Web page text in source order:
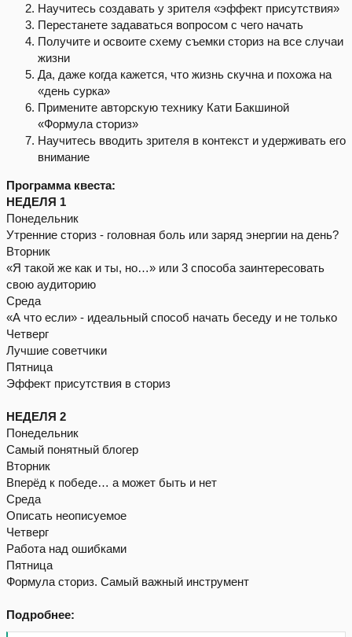
Научитесь создавать у зрителя «эффект присутствия»
Перестанете задаваться вопросом с чего начать
Получите и освоите схему съемки сториз на все случаи
жизни
Да, даже когда кажется, что жизнь скучна и похожа на
«день сурка»
Примените авторскую технику Кати Бакшиной
«Формула сториз»
Научитесь вводить зрителя в контекст и удерживать его
внимание
Программа квеста:
НЕДЕЛЯ 1
Понедельник
Утренние сториз - головная боль или заряд энергии на день?
Вторник
«Я такой же как и ты, но…» или 3 способа заинтересовать
свою аудиторию
Среда
«А что если» - идеальный способ начать беседу и не только
Четверг
Лучшие советчики
Пятница
Эффект присутствия в сториз
НЕДЕЛЯ 2
Понедельник
Самый понятный блогер
Вторник
Вперёд к победе… а может быть и нет
Среда
Описать неописуемое
Четверг
Работа над ошибками
Пятница
Формула сториз. Самый важный инструмент
Подробнее: